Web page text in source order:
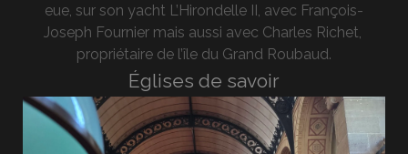
eue, sur son yacht L’Hirondelle II, avec François-
Joseph Fournier mais aussi avec Charles Richet,
propriétaire de l’île du Grand Roubaud.
Églises de savoir